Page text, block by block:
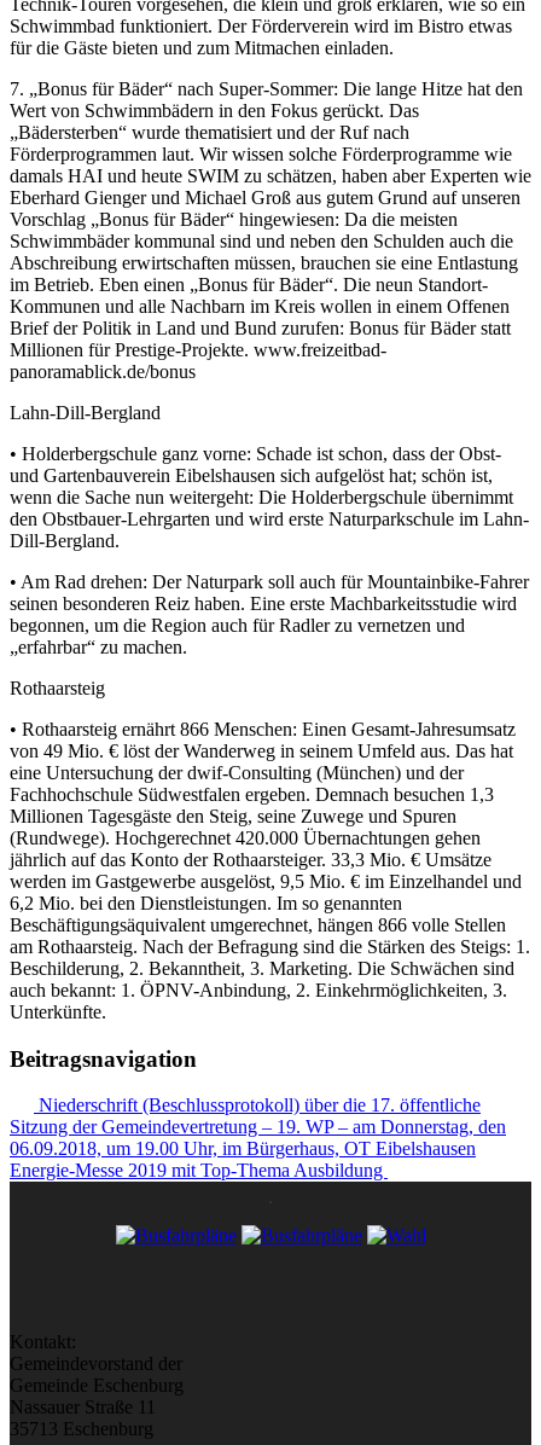
Technik-Touren vorgesehen, die klein und groß erklären, wie so ein
Schwimmbad funktioniert. Der Förderverein wird im Bistro etwas
für die Gäste bieten und zum Mitmachen einladen.
7. „Bonus für Bäder“ nach Super-Sommer: Die lange Hitze hat den
Wert von Schwimmbädern in den Fokus gerückt. Das
„Bädersterben“ wurde thematisiert und der Ruf nach
Förderprogrammen laut. Wir wissen solche Förderprogramme wie
damals HAI und heute SWIM zu schätzen, haben aber Experten wie
Eberhard Gienger und Michael Groß aus gutem Grund auf unseren
Vorschlag „Bonus für Bäder“ hingewiesen: Da die meisten
Schwimmbäder kommunal sind und neben den Schulden auch die
Abschreibung erwirtschaften müssen, brauchen sie eine Entlastung
im Betrieb. Eben einen „Bonus für Bäder“. Die neun Standort-
Kommunen und alle Nachbarn im Kreis wollen in einem Offenen
Brief der Politik in Land und Bund zurufen: Bonus für Bäder statt
Millionen für Prestige-Projekte. www.freizeitbad-
panoramablick.de/bonus
Lahn-Dill-Bergland
• Holderbergschule ganz vorne: Schade ist schon, dass der Obst-
und Gartenbauverein Eibelshausen sich aufgelöst hat; schön ist,
wenn die Sache nun weitergeht: Die Holderbergschule übernimmt
den Obstbauer-Lehrgarten und wird erste Naturparkschule im Lahn-
Dill-Bergland.
• Am Rad drehen: Der Naturpark soll auch für Mountainbike-Fahrer
seinen besonderen Reiz haben. Eine erste Machbarkeitsstudie wird
begonnen, um die Region auch für Radler zu vernetzen und
„erfahrbar“ zu machen.
Rothaarsteig
• Rothaarsteig ernährt 866 Menschen: Einen Gesamt-Jahresumsatz
von 49 Mio. € löst der Wanderweg in seinem Umfeld aus. Das hat
eine Untersuchung der dwif-Consulting (München) und der
Fachhochschule Südwestfalen ergeben. Demnach besuchen 1,3
Millionen Tagesgäste den Steig, seine Zuwege und Spuren
(Rundwege). Hochgerechnet 420.000 Übernachtungen gehen
jährlich auf das Konto der Rothaarsteiger. 33,3 Mio. € Umsätze
werden im Gastgewerbe ausgelöst, 9,5 Mio. € im Einzelhandel und
6,2 Mio. bei den Dienstleistungen. Im so genannten
Beschäftigungsäquivalent umgerechnet, hängen 866 volle Stellen
am Rothaarsteig. Nach der Befragung sind die Stärken des Steigs: 1.
Beschilderung, 2. Bekanntheit, 3. Marketing. Die Schwächen sind
auch bekannt: 1. ÖPNV-Anbindung, 2. Einkehrmöglichkeiten, 3.
Unterkünfte.
Beitragsnavigation
Niederschrift (Beschlussprotokoll) über die 17. öffentliche
Sitzung der Gemeindevertretung – 19. WP – am Donnerstag, den
06.09.2018, um 19.00 Uhr, im Bürgerhaus, OT Eibelshausen
Energie-Messe 2019 mit Top-Thema Ausbildung
Kontakt:
Gemeindevorstand der
Gemeinde Eschenburg
Nassauer Straße 11
35713 Eschenburg